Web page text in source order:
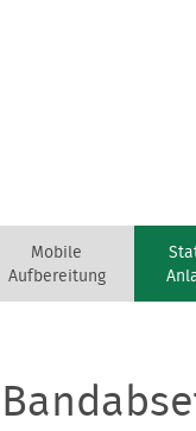
Mobile
Aufbereitung